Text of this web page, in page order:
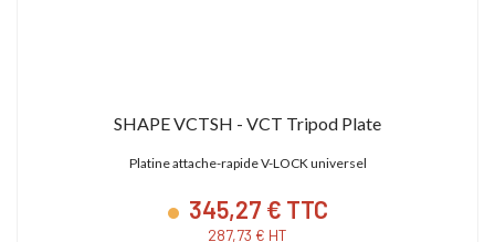
SHAPE VCTSH - VCT Tripod Plate
Platine attache-rapide V-LOCK universel
345,27 € TTC
287,73 € HT